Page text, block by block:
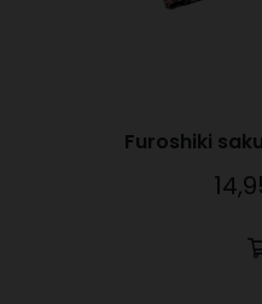
Furoshiki